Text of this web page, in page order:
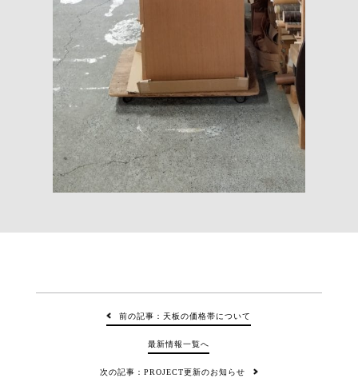
前の記事：天板の価格帯について
最新情報一覧へ
次の記事：PROJECT更新のお知らせ